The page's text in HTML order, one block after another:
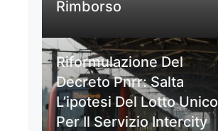
Rimborso
Riformulazione Del
Decreto Pnrr: Salta
L’ipotesi Del Lotto Unico
Per Il Servizio Intercity